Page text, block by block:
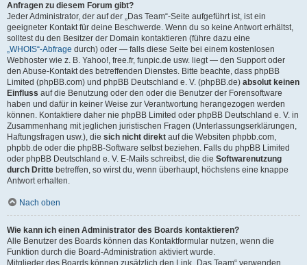
Anfragen zu diesem Forum gibt?
Jeder Administrator, der auf der „Das Team“-Seite aufgeführt ist, ist ein
geeigneter Kontakt für deine Beschwerde. Wenn du so keine Antwort erhältst,
solltest du den Besitzer der Domain kontaktieren (führe dazu eine
„WHOIS“-Abfrage durch) oder — falls diese Seite bei einem kostenlosen
Webhoster wie z. B. Yahoo!, free.fr, funpic.de usw. liegt — den Support oder
den Abuse-Kontakt des betreffenden Dienstes. Bitte beachte, dass phpBB
Limited (phpBB.com) und phpBB Deutschland e. V. (phpBB.de) absolut keinen
Einfluss auf die Benutzung oder den oder die Benutzer der Forensoftware
haben und dafür in keiner Weise zur Verantwortung herangezogen werden
können. Kontaktiere daher nie phpBB Limited oder phpBB Deutschland e. V. in
Zusammenhang mit jeglichen juristischen Fragen (Unterlassungserklärungen,
Haftungsfragen usw.), die sich nicht direkt auf die Websiten phpbb.com,
phpbb.de oder die phpBB-Software selbst beziehen. Falls du phpBB Limited
oder phpBB Deutschland e. V. E-Mails schreibst, die die Softwarenutzung
durch Dritte betreffen, so wirst du, wenn überhaupt, höchstens eine knappe
Antwort erhalten.
Nach oben
Wie kann ich einen Administrator des Boards kontaktieren?
Alle Benutzer des Boards können das Kontaktformular nutzen, wenn die
Funktion durch die Board-Administration aktiviert wurde.
Mitglieder des Boards können zusätzlich den Link „Das Team“ verwenden.